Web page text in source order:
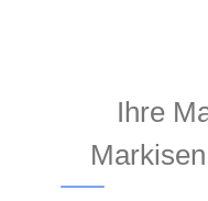
Ihre